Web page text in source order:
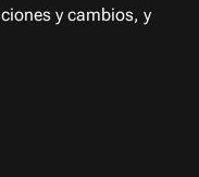
y cambios, y